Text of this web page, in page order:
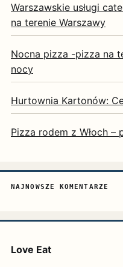
Warszawskie usługi
na terenie Warszawy
Nocna pizza -pizza na
nocy
Hurtownia Kartonów:
Pizza rodem z Włoch –
NAJNOWSZE KOMENTARZE
Love Eat